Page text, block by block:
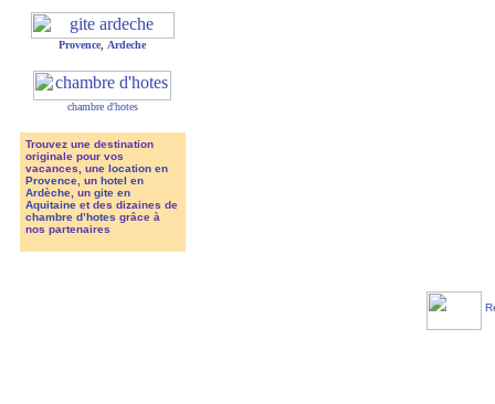
Provence Ardeche
chambre d'hotes
Trouvez une destination
originale pour vos
vacances, une location en
Provence, un hotel en
Ardèche, un gite en
Aquitaineet des dizaines de
chambre d’hotes grâce à
nos partenaires